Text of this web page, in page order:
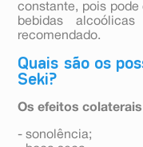
constante, pois pode
bebidas
recomendado.
Quais são os
Seki?
Os efeitos
- sonolência;